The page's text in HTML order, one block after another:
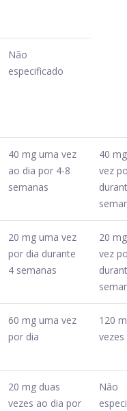
Não
especificado
40 mg uma vez
ao dia por 4-8
semanas
40
vez
20 mg uma vez
por dia durante
4 semanas
20
vez
60 mg uma vez
por dia
120
20 mg duas
vezes ao dia por
Não